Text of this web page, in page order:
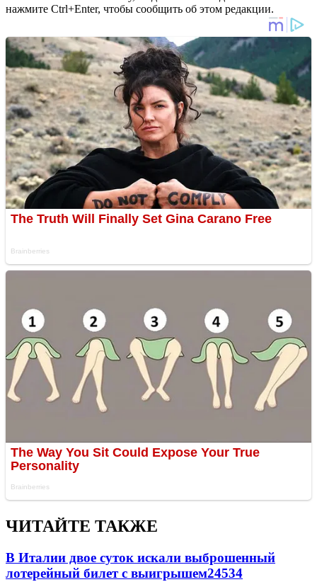
нажмите Ctrl+Enter, чтобы сообщить об этом редакции.
ЧИТАЙТЕ ТАКЖЕ
В Италии двое суток искали выброшенный
лотерейный билет с выигрышем24534